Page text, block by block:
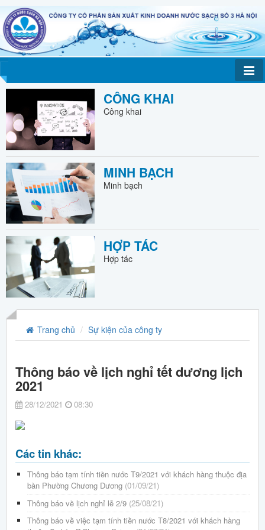
CÔNG KHAI
Công khai
MINH BẠCH
Minh bạch
HỢP TÁC
Hợp tác
Trang chủ Sự kiện của công ty
Thông báo về lịch nghỉ tết dương lịch
2021
28/12/2021 08:30
Các tin khác:
Thông báo tạm tính tiền nước T9/2021 với khách hàng thuộc địa
bàn Phường Chương Dương (01/09/21)
Thông báo về lịch nghỉ lễ 2/9 (25/08/21)
Thông báo về việc tạm tính tiền nước T8/2021 với khách hàng